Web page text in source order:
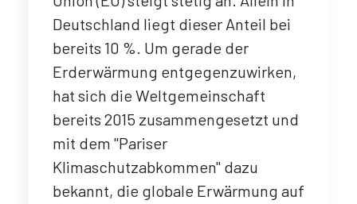
Deutschland liegt dieser Anteil bei
bereits 10 %. Um gerade der
Erderwärmung entgegenzuwirken,
hat sich die Weltgemeinschaft
bereits 2015 zusammengesetzt und
mit dem "Pariser
Klimaschutzabkommen" dazu
bekannt, die globale Erwärmung auf